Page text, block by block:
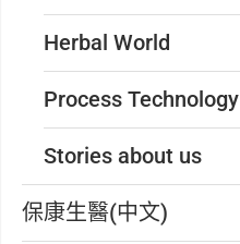
Herbal World
Process Technology
Stories about us
保康生醫(中文)